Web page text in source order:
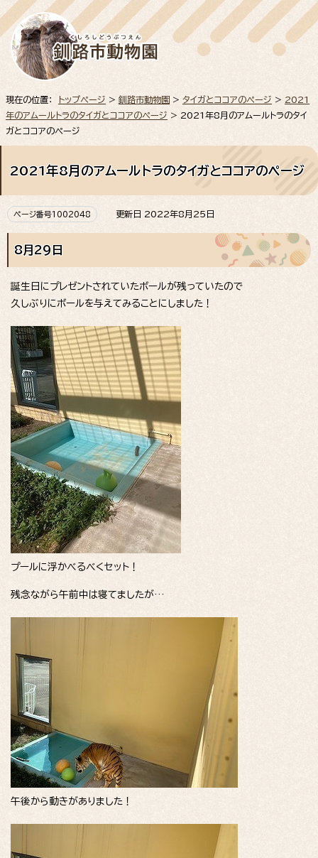
現在の位置： トップページ > 釧路市動物園 > タイガとココアのページ > 2021
年のアムールトラのタイガとココアのページ > 2021年8月のアムールトラのタイ
ガとココアのページ
2021年8月のアムールトラのタイガとココアのページ
ページ番号1002048 更新日 2022年8月25日
8月29日
誕生日にプレゼントされていたボールが残っていたので
久しぶりにボールを与えてみることにしました！
プールに浮かべるべくセット！
残念ながら午前中は寝てましたが…
午後から動きがありました！